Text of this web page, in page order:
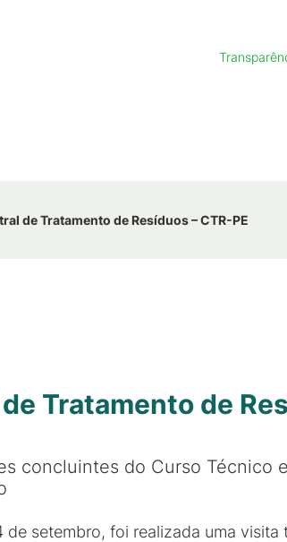
de Tratamento de Resíduos – CTR-PE
Tratamento de
concluintes do Curso Técnico
de setembro, foi realizada uma